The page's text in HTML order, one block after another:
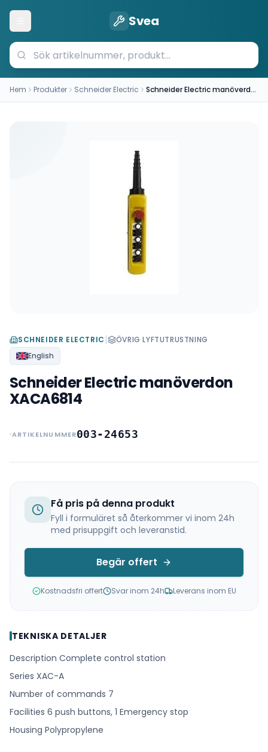
Öppna meny Svea
Hem Produkter Schneider Electric Schneider Electric manöverdon XACA6814
SCHNEIDER ELECTRIC |
ÖVRIG LYFTUTRUSTNING
English
Schneider Electric manöverdon
XACA6814
ARTIKELNUMMER003-24653
Få pris på denna produkt
Fyll i formuläret så återkommer vi inom 24h
med prisuppgift och leveranstid.
Begär offert
Kostnadsfri offert Svar inom 24h Leverans inom EU
TEKNISKA DETALJER
Description Complete control station
Series XAC-A
Number of commands 7
Facilities 6 push buttons, 1 Emergency stop
Housing Polypropylene